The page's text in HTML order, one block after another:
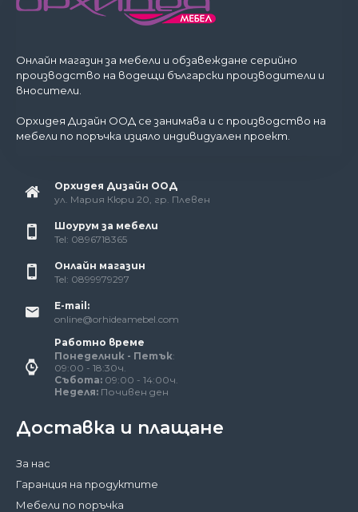
Онлайн магазин за мебели и обзавеждане серийно
производство на водещи български производители и
вносители.
Орхидея Дизайн ООД се занимава и с производство на
мебели по поръчка изцяло индивидуален проект.
Орхидея Дизайн ООД
ул. Мария Кюри 20, гр. Плевен
Шоурум за мебели
Tel: 0896718365
Онлайн магазин
Tel: 0899979297
E-mail:
online@orhideamebel.com
Работно време
Понеделник - Петък:
09:00 - 18:30ч.
Събота: 09:00 - 14:00ч.
Неделя: Почивен ден
Доставка и плащане
За нас
Гаранция на продуктите
Мебели по поръчка